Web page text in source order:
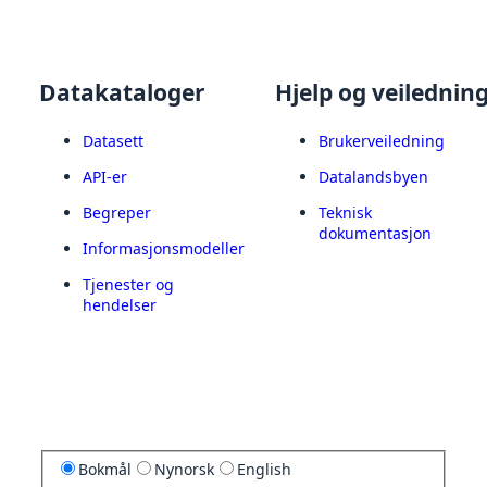
Datakataloger
Datasett
API-er
Begreper
Informasjonsmodeller
Tjenester og
hendelser
Hjelp og
Brukerveiledning
Datalandsbyen
Teknisk
dokumentasjon
Bokmål Nynorsk English